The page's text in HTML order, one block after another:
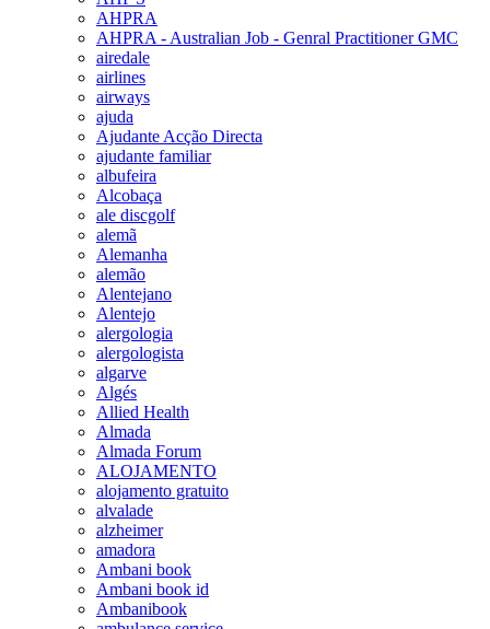
AHPRA
AHPRA - Australian Job - Genral Practitioner GMC
airedale
airlines
airways
ajuda
Ajudante Acção Directa
ajudante familiar
albufeira
Alcobaça
ale discgolf
alemã
Alemanha
alemão
Alentejano
Alentejo
alergologia
alergologista
algarve
Algés
Allied Health
Almada
Almada Forum
ALOJAMENTO
alojamento gratuito
alvalade
alzheimer
amadora
Ambani book
Ambani book id
Ambanibook